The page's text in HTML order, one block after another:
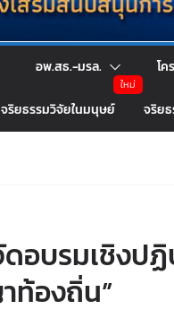
อพ.สธ.-มรล. โค
ริยธรรมวิจัยในมนุษย์ จริย
บรมเชิงป
องถิ่น”